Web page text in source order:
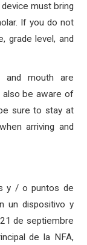
must bring
If you do not
grade level, and
and mouth are
also be aware of
sure to stay at
arriving and
y / o puntos de
un dispositivo y
de septiembre
de la NFA,